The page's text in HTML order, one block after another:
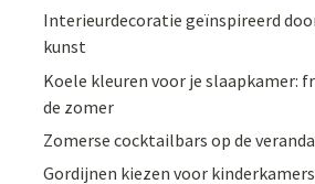
Interieurdecoratie geïnspireerd
kunst
Koele kleuren voor je slaapkamer:
de zomer
Zomerse cocktailbars op de
Gordijnen kiezen voor